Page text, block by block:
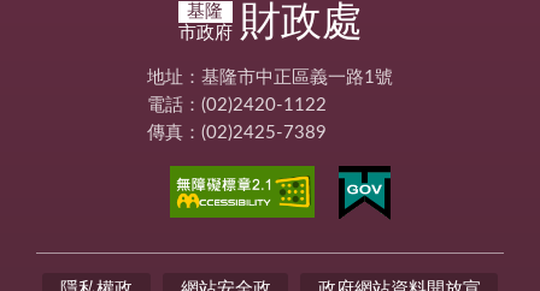
基隆
市政府 財政處
地址：基隆市中正區義一路1號
電話：(02)2420-1122
傳真：(02)2425-7389